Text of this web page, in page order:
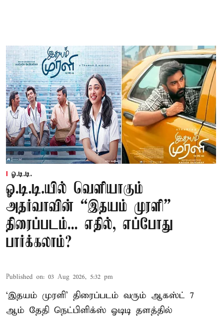
ஓ.டி.டி.
ஓ.டி.டி.யில் வெளியாகும்
அதர்வாவின் “இதயம் முரளி”
திரைப்படம்... எதில், எப்போது
பார்க்கலாம்?
Published on: 03 Aug 2026, 5:32 pm
‘இதயம் முரளி’ திரைப்படம் வரும் ஆகஸ்ட் 7
ஆம் தேதி நெட்பிளிக்ஸ் ஓடிடி தளத்தில்